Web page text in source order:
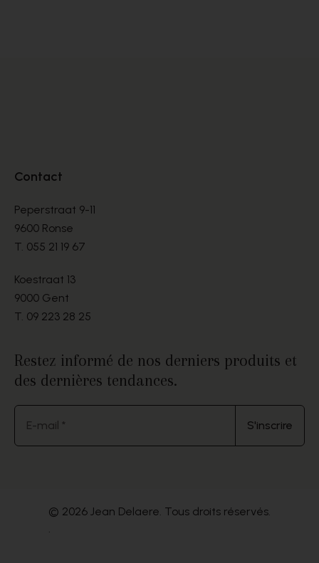
Contact
Peperstraat 9-11
9600 Ronse
T. 055 21 19 67
Koestraat 13
9000 Gent
T. 09 223 28 25
Restez informé de nos derniers produits et
des dernières tendances.
E-mail * S'inscrire
© 2026 Jean Delaere. Tous droits réservés.
.